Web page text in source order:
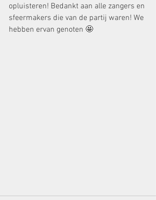
opluisteren! Bedankt aan alle zangers en
sfeermakers die van de partij waren! We
hebben ervan genoten 🤩